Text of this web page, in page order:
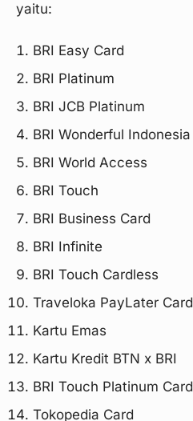
yaitu:
BRI Easy Card
BRI Platinum
BRI JCB Platinum
BRI Wonderful Indonesia
BRI World Access
BRI Touch
BRI Business Card
BRI Infinite
BRI Touch Cardless
Traveloka PayLater Card
Kartu Emas
Kartu Kredit BTN x BRI
BRI Touch Platinum Card
Tokopedia Card